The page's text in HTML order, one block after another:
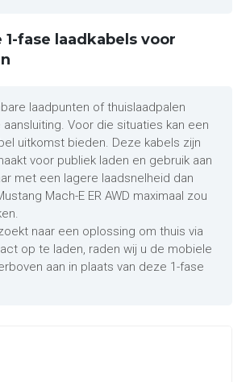
fase laadkabels voor
laadpunten of thuislaadpalen
aansluiting. Voor die situaties kan een
uitkomst bieden. Deze kabels zijn
voor publiek laden en gebruik aan
met een lagere laadsnelheid dan
Mach-E ER AWD maximaal zou
naar een oplossing om thuis via
op te laden, raden wij u de mobiele
aan in plaats van deze 1-fase